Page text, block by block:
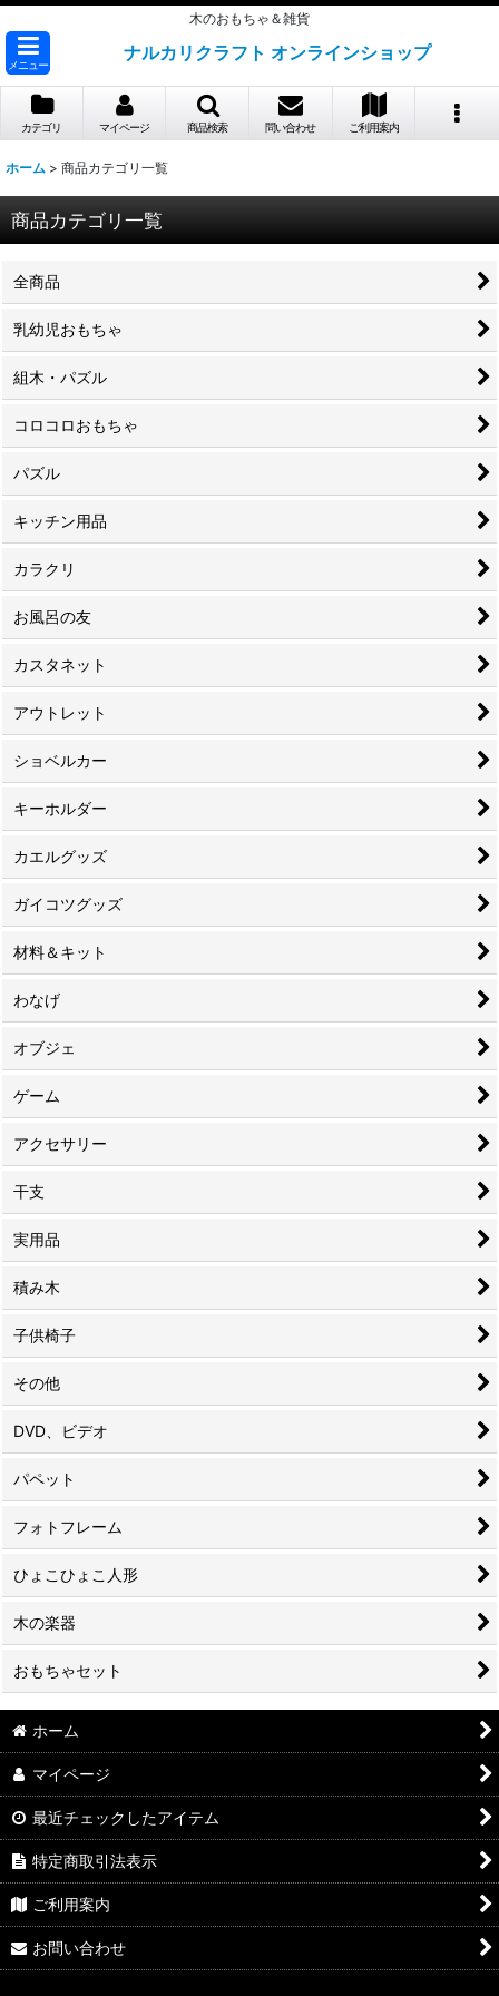
木のおもちゃ＆雑貨
メニュー
ナルカリクラフト オンラインショップ
カテゴリ マイページ 商品検索 問い合わせ ご利用案内
ホーム > 商品カテゴリ一覧
商品カテゴリ一覧
全商品
乳幼児おもちゃ
組木・パズル
コロコロおもちゃ
パズル
キッチン用品
カラクリ
お風呂の友
カスタネット
アウトレット
ショベルカー
キーホルダー
カエルグッズ
ガイコツグッズ
材料＆キット
わなげ
オブジェ
ゲーム
アクセサリー
干支
実用品
積み木
子供椅子
その他
DVD、ビデオ
パペット
フォトフレーム
ひょこひょこ人形
木の楽器
おもちゃセット
ホーム
マイページ
最近チェックしたアイテム
特定商取引法表示
ご利用案内
お問い合わせ